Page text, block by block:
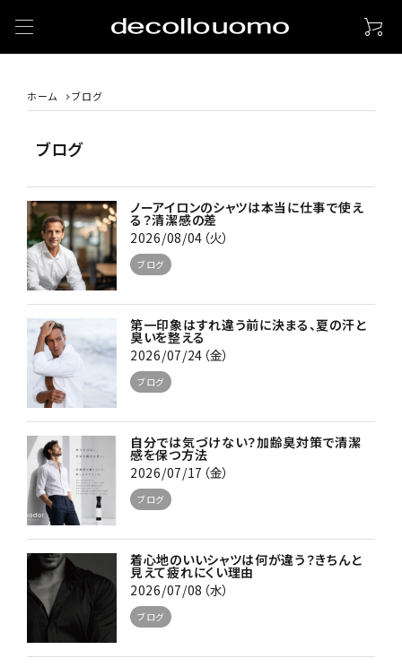
ホーム ブログ
ブログ
ノーアイロンのシャツは本当に仕事で使え
る？清潔感の差
2026/08/04（火）
ブログ
第一印象はすれ違う前に決まる、夏の汗と
臭いを整える
2026/07/24（金）
ブログ
自分では気づけない？加齢臭対策で清潔
感を保つ方法
2026/07/17（金）
ブログ
着心地のいいシャツは何が違う？きちんと
見えて疲れにくい理由
2026/07/08（水）
ブログ